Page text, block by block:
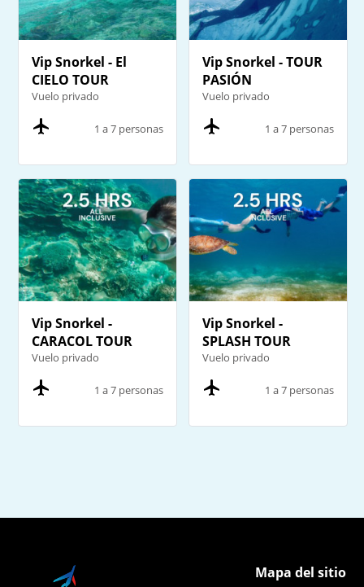
Vip Snorkel - El
CIELO TOUR
Vuelo privado
1 a 7 personas
Vip Snorkel - TOUR
PASIÓN
Vuelo privado
1 a 7 personas
Vip Snorkel -
CARACOL TOUR
Vuelo privado
1 a 7 personas
Vip Snorkel -
SPLASH TOUR
Vuelo privado
1 a 7 personas
Mapa del sitio